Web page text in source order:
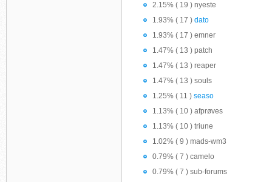
2.15% ( 19 ) nyeste
1.93% ( 17 ) dato
1.93% ( 17 ) emner
1.47% ( 13 ) patch
1.47% ( 13 ) reaper
1.47% ( 13 ) souls
1.25% ( 11 ) seaso
1.13% ( 10 ) afprøves
1.13% ( 10 ) triune
1.02% ( 9 ) mads-wm3
0.79% ( 7 ) camelo
0.79% ( 7 ) sub-forums